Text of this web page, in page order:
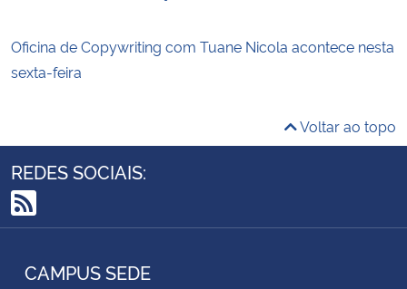
Oficina de Copywriting com Tuane Nicola acontece nesta
sexta-feira
Voltar ao topo
REDES SOCIAIS:
RSS
CAMPUS SEDE